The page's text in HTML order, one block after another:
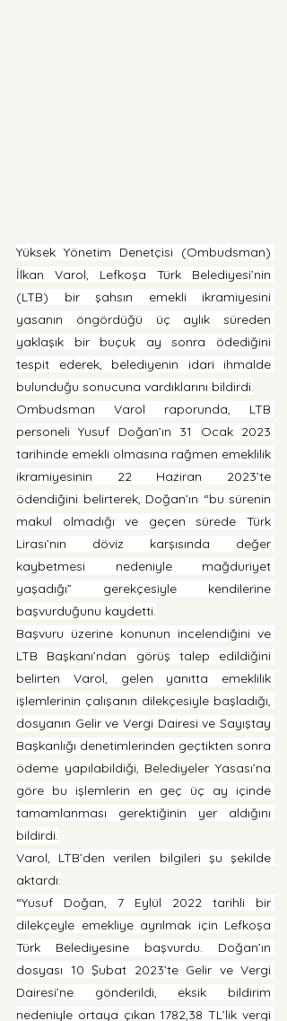
Yüksek Yönetim Denetçisi (Ombudsman)
İlkan Varol, Lefkoşa Türk Belediyesi’nin
(LTB) bir şahsın emekli ikramiyesini
yasanın öngördüğü üç aylık süreden
yaklaşık bir buçuk ay sonra ödediğini
tespit ederek, belediyenin idari ihmalde
bulunduğu sonucuna vardıklarını bildirdi.
Ombudsman Varol raporunda, LTB
personeli Yusuf Doğan’ın 31 Ocak 2023
tarihinde emekli olmasına rağmen emeklilik
ikramiyesinin 22 Haziran 2023’te
ödendiğini belirterek, Doğan’ın “bu sürenin
makul olmadığı ve geçen sürede Türk
Lirası’nın döviz karşısında değer
kaybetmesi nedeniyle mağduriyet
yaşadığı” gerekçesiyle kendilerine
başvurduğunu kaydetti.
Başvuru üzerine konunun incelendiğini ve
LTB Başkanı’ndan görüş talep edildiğini
belirten Varol, gelen yanıtta emeklilik
işlemlerinin çalışanın dilekçesiyle başladığı,
dosyanın Gelir ve Vergi Dairesi ve Sayıştay
Başkanlığı denetimlerinden geçtikten sonra
ödeme yapılabildiği, Belediyeler Yasası’na
göre bu işlemlerin en geç üç ay içinde
tamamlanması gerektiğinin yer aldığını
bildirdi.
Varol, LTB’den verilen bilgileri şu şekilde
aktardı:
“Yusuf Doğan, 7 Eylül 2022 tarihli bir
dilekçeyle emekliye ayrılmak için Lefkoşa
Türk Belediyesine başvurdu. Doğan’ın
dosyası 10 Şubat 2023’te Gelir ve Vergi
Dairesi’ne gönderildi, eksik bildirim
nedeniyle ortaya çıkan 1782,38 TL’lik vergi